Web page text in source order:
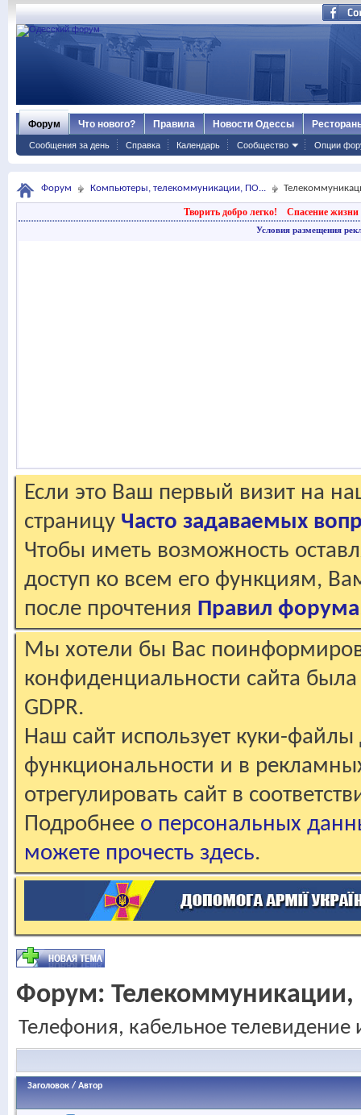
Форум
Сообщения за день Справка Календарь Сообщество Опции
Что нового? Правила Новости Одессы
Форум Компьютеры, телекоммуникации, ПО...
Творить добро легко! Спасение жизни
Условия размещения
Если это Ваш первый визит на
страницу Часто задаваемых
Чтобы иметь возможность
доступ ко всем его функциям,
после прочтения Правил форума
Мы хотели бы Вас
конфиденциальности сайта
GDPR.
Наш сайт использует куки-файлы
функциональности и в
отрегулировать сайт в
Подробнее о персональных
можете прочесть здесь.
Форум: Телекоммуникации,
Телефония, кабельное телевидение
Заголовок / Автор